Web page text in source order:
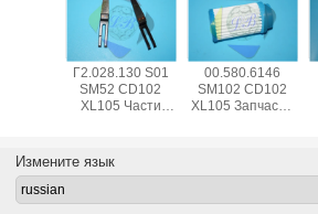
для
в
Г2.028.130 S01
SM52 CD102
XL105 Части
пальца лезвие с
L79mm W12mm
00.580.6146
SM102 CD102
XL105 Запчасти
Измените язык